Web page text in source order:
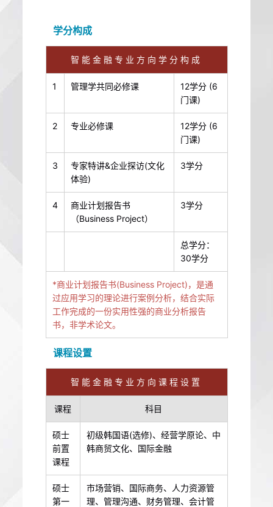
学分构成
智能金融专业方向学分构成
1 管理学共同必修课
12学分 (6
门课)
2 专业必修课
12学分 (6
门课)
3
专家特讲&企业探访(文化
体验)
3学分
4
商业计划报告书
（Business Project）
3学分
总学分：
30学分
*商业计划报告书(Business Project)，是通
过应用学习的理论进行案例分析，结合实际
工作完成的一份实用性强的商业分析报告
书，非学术论文。
课程设置
智能金融专业方向课程设置
课程 科目
硕士
前置
课程
初级韩国语(选修)、经营学原论、中
韩商贸文化、国际金融
硕士
第一
市场营销、国际商务、人力资源管
理、管理沟通、财务管理、会计管